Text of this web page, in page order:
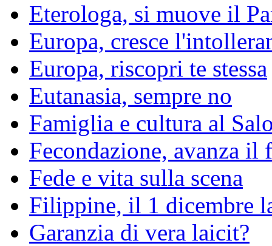
Eterologa, si muove il
Europa, cresce
Europa, riscopri te stessa
Eutanasia, sempre no
Famiglia e cultura al
Fecondazione, avanza il
Fede e vita sulla scena
Filippine, il 1 dicembre
Garanzia di vera laicit?